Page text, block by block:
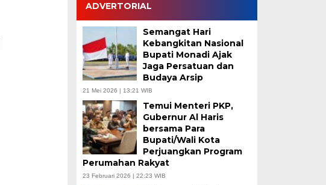
ADVERTORIAL
Semangat Hari
Kebangkitan Nasional
Bupati Monadi Ajak
Jaga Persatuan dan
Budaya Arsip
21 Mei 2026 | 13:21 WIB
Temui Menteri PKP,
Gubernur Al Haris
bersama Para
Bupati/Wali Kota
Perjuangkan Program
Perumahan Rakyat
23 Februari 2026 | 22:23 WIB